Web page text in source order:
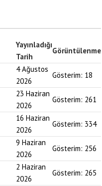
Yayınladığı
Tarih
Görüntülenme
4 Ağustos
2026
Gösterim: 18
23 Haziran
2026
Gösterim: 261
16 Haziran
2026
Gösterim: 334
9 Haziran
2026
Gösterim: 256
2 Haziran
2026
Gösterim: 265